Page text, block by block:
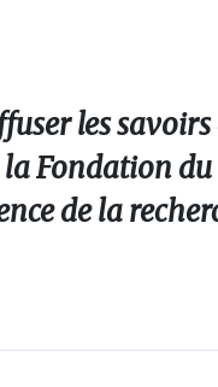
les
Fondation
de la